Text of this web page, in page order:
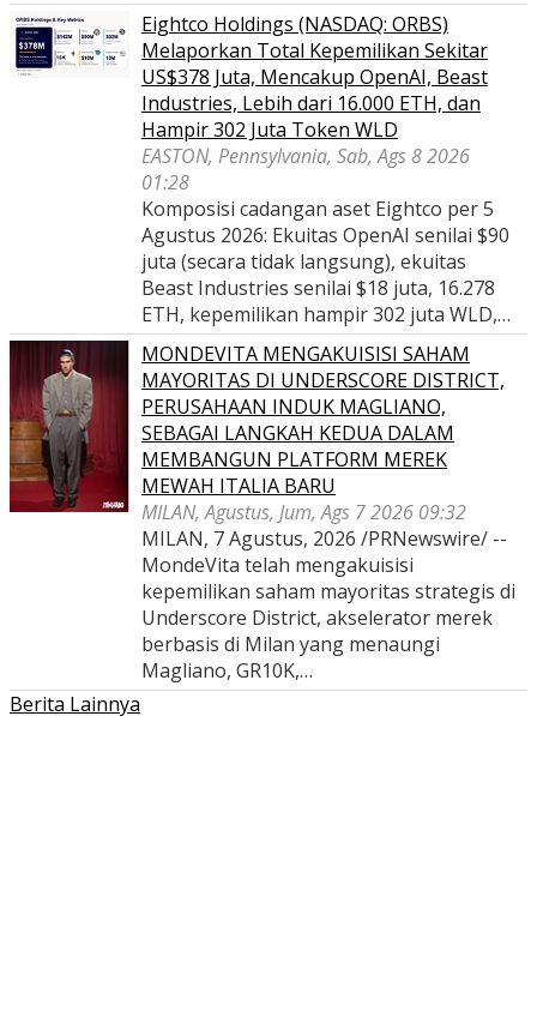
Eightco Holdings (NASDAQ: ORBS)
Melaporkan Total Kepemilikan Sekitar
US$378 Juta, Mencakup OpenAI, Beast
Industries, Lebih dari 16.000 ETH, dan
Hampir 302 Juta Token WLD
EASTON, Pennsylvania, Sab, Ags 8 2026
01:28
Komposisi cadangan aset Eightco per 5
Agustus 2026: Ekuitas OpenAI senilai $90
juta (secara tidak langsung), ekuitas
Beast Industries senilai $18 juta, 16.278
ETH, kepemilikan hampir 302 juta WLD,…
MONDEVITA MENGAKUISISI SAHAM
MAYORITAS DI UNDERSCORE DISTRICT,
PERUSAHAAN INDUK MAGLIANO,
SEBAGAI LANGKAH KEDUA DALAM
MEMBANGUN PLATFORM MEREK
MEWAH ITALIA BARU
MILAN, Agustus, Jum, Ags 7 2026 09:32
MILAN, 7 Agustus, 2026 /PRNewswire/ --
MondeVita telah mengakuisisi
kepemilikan saham mayoritas strategis di
Underscore District, akselerator merek
berbasis di Milan yang menaungi
Magliano, GR10K,…
Berita Lainnya